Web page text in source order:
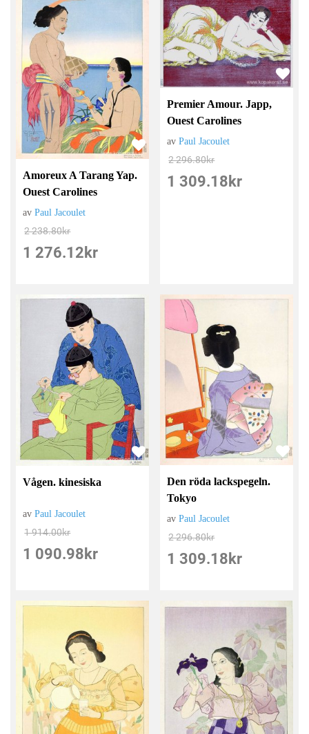
Amoreux A Tarang Yap.
Ouest Carolines
avPaul Jacoulet
2 238.80kr
1 276.12 kr
Premier Amour. Japp,
Ouest Carolines
avPaul Jacoulet
2 296.80kr
1 309.18 kr
Vågen. kinesiska
avPaul Jacoulet
1 914.00kr
1 090.98 kr
Den röda lackspegeln.
Tokyo
avPaul Jacoulet
2 296.80kr
1 309.18 kr